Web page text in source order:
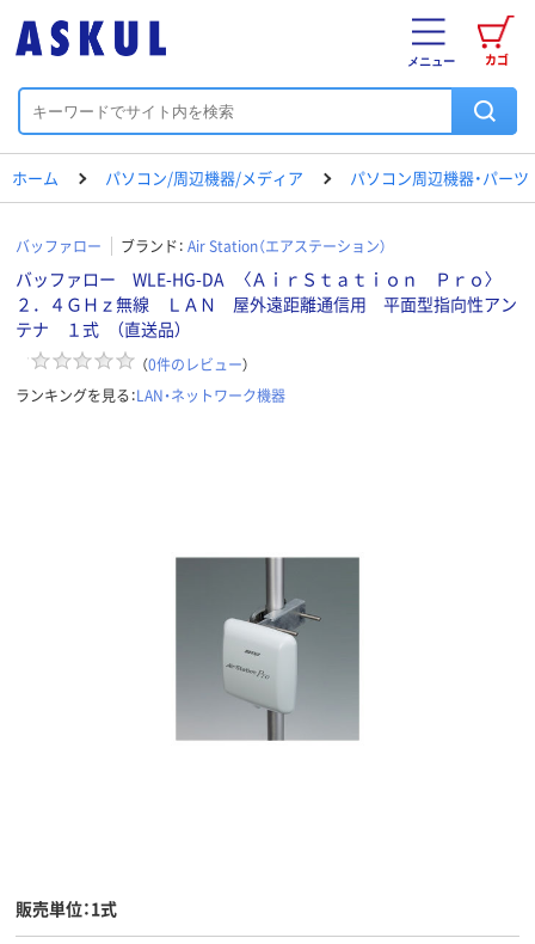
カゴ
メニュー
ホーム パソコン/周辺機器/メディア パソコン周辺機器・パーツ
バッファロー ブランド： Air Station（エアステーション）
バッファロー WLE-HG-DA 〈ＡｉｒＳｔａｔｉｏｎ Ｐｒｏ〉
２．４ＧＨｚ無線 ＬＡＮ 屋外遠距離通信用 平面型指向性アン
テナ １式 （直送品）
（0件のレビュー）
ランキングを見る：LAN・ネットワーク機器
販売単位：1式